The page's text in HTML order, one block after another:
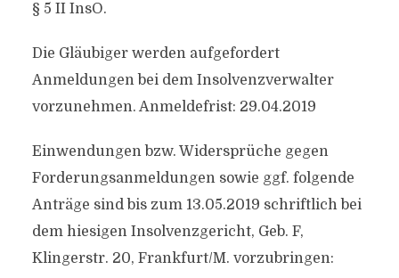
§ 5 II InsO.
Die Gläubiger werden aufgefordert
Anmeldungen bei dem Insolvenzverwalter
vorzunehmen. Anmeldefrist: 29.04.2019
Einwendungen bzw. Widersprüche gegen
Forderungsanmeldungen sowie ggf. folgende
Anträge sind bis zum 13.05.2019 schriftlich bei
dem hiesigen Insolvenzgericht, Geb. F,
Klingerstr. 20, Frankfurt/M. vorzubringen: